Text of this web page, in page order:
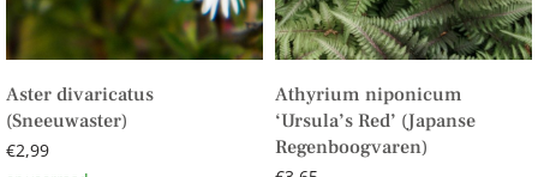
Aster divaricatus
(Sneeuwaster)
€2,99
Athyrium niponicum
‘Ursula’s Red’ (Japanse
Regenboogvaren)